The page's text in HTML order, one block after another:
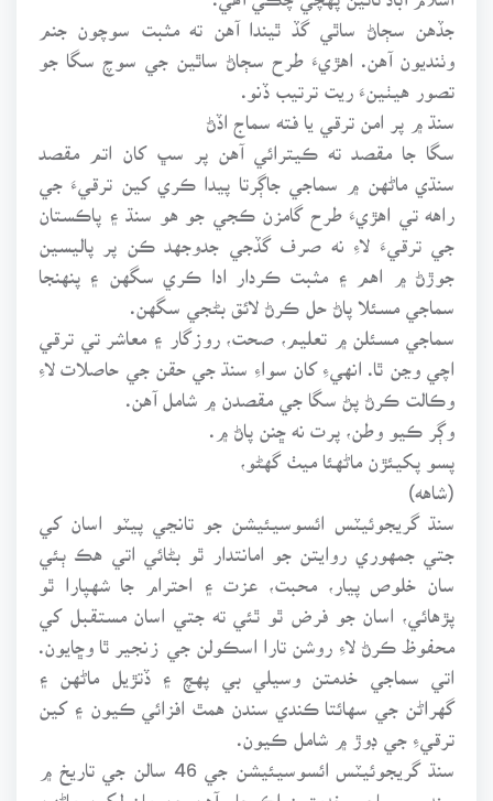
جڏهن سڄاڻ ساٿي گڏ ٿيندا آهن ته مثبت سوچون جنم
وٺنديون آهن. اهڙيءَ طرح سڄاڻ ساٿين جي سوچ سگا جو
تصور هيٺينءَ ريت ترتيب ڏنو.
سنڌ ۾ پر امن ترقي يا فته سماج اڏڻ
سگا جا مقصد ته ڪيترائي آهن پر سڀ کان اتم مقصد
سنڌي ماڻهن ۾ سماجي جاڳرتا پيدا ڪري کين ترقيءَ جي
راهه تي اهڙيءَ طرح گامزن ڪجي جو هو سنڌ ۽ پاڪستان
جي ترقيءَ لاءِ نه صرف گڏجي جدوجهد ڪن پر پاليسين
جوڙڻ ۾ اهم ۽ مثبت ڪردار ادا ڪري سگهن ۽ پنهنجا
سماجي مسئلا پاڻ حل ڪرڻ لائق بڻجي سگهن.
سماجي مسئلن ۾ تعليم، صحت، روزگار ۽ معاشر تي ترقي
اچي وڃن ٿا. انهيءِ کان سواءِ سنڌ جي حقن جي حاصلات لاءِ
وڪالت ڪرڻ پڻ سگا جي مقصدن ۾ شامل آهن.
وڳر ڪيو وطن، پرت نه ڇنن پاڻ ۾.
پسو پکيئڙن ماڻهئا ميٺ گهڻو،
(شاهه)
سنڌ گريجوئيٽس ائسوسيئيشن جو تانڃي پيٽو اسان کي
جتي جمهوري روايتن جو امانتدار ٿو بڻائي اتي هڪ ٻئي
سان خلوص پيار، محبت، عزت ۽ احترام جا شهپارا ٿو
پڙهائي، اسان جو فرض ٿو ٿئي ته جتي اسان مستقبل کي
محفوظ ڪرڻ لاءِ روشن تارا اسڪولن جي زنجير ٿا وڇايون.
اتي سماجي خدمتن وسيلي بي پهچ ۽ ڏتڙيل ماڻهن ۽
گهراڻن جي سهائتا ڪندي سندن همٿ افزائي ڪيون ۽ کين
ترقيءِ جي ڊوڙ ۾ شامل ڪيون.
سنڌ گريجوئيٽس ائسوسيئيشن جي 46 سالن جي تاريخ ۾
سندس سماجي خدمتون اڪيچار آهن جن مان لکين ماڻهن